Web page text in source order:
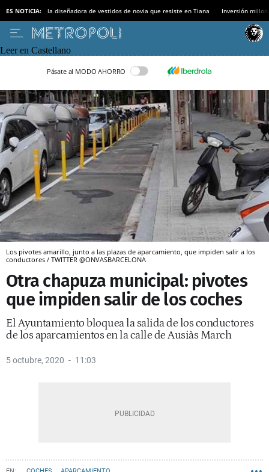
ES NOTICIA: la diseñadora de vestidos de novia que resiste en Tiana Inversión
Leer en Castellano
Pásate al MODO AHORRO
Los pivotes amarillo, junto a las plazas de aparcamiento, que impiden salir a los
conductores / TWITTER @ONVASBARCELONA
Otra chapuza municipal: pivotes
que impiden salir de los coches
El Ayuntamiento bloquea la salida de los conductores
de los aparcamientos en la calle de Ausiàs March
5 octubre, 2020 11:03